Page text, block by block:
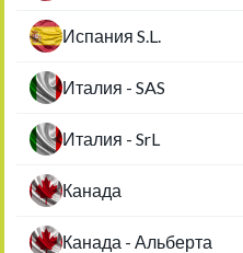
Испания S.L.
Италия - SAS
Италия - SrL
Канада
Канада - Альберта